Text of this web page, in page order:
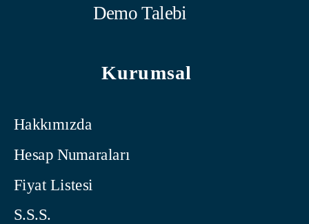
Demo Talebi
Kurumsal
Hakkımızda
Hesap Numaraları
Fiyat Listesi
S.S.S.